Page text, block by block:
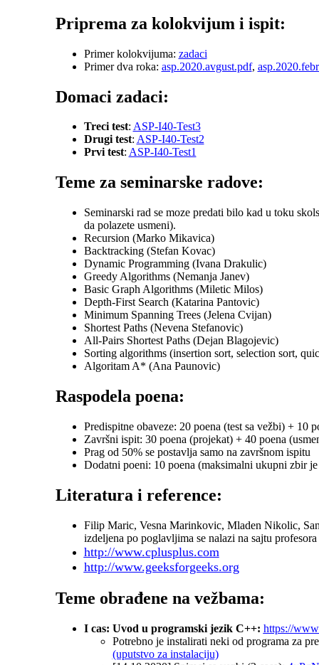
Priprema za kolokvijum i ispit:
Primer kolokvijuma: zadaci
Primer dva roka: asp.2020.avgust.pdf,
Domaci zadaci:
Treci test: ASP-I40-Test3
Drugi test: ASP-I40-Test2
Prvi test: ASP-I40-Test1
Teme za seminarske radove:
Seminarski rad se moze predati bilo kad u toku
da polazete usmeni).
Recursion (Marko Mikavica)
Backtracking (Stefan Kovac)
Dynamic Programming (Ivana Drakulic)
Greedy Algorithms (Nemanja Janev)
Basic Graph Algorithms (Miletic Milos)
Depth-First Search (Katarina Pantovic)
Minimum Spanning Trees (Jelena Cvijan)
Shortest Paths (Nevena Stefanovic)
All-Pairs Shortest Paths (Dejan Blagojevic)
Sorting algorithms (insertion sort, selection sort,
Algoritam A* (Ana Paunovic)
Raspodela poena:
Predispitne obaveze: 20 poena (test sa vežbi) + 10
Završni ispit: 30 poena (projekat) + 40 poena
Prag od 50% se postavlja samo na završnom ispitu
Dodatni poeni: 10 poena (maksimalni ukupni zbir
Literatura i reference:
Filip Maric, Vesna Marinkovic, Mladen Nikolic,
izdeljena po poglavljima se nalazi na sajtu
http://www.cplusplus.com
http://www.geeksforgeeks.org
Teme obrađene na vežbama:
I cas: Uvod u programski jezik C++: https://
Potrebno je instalirati neki od programa za
(uputstvo za instalaciju)